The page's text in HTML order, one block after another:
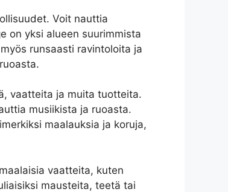
Voit nauttia
on yksi alueen suurimmista
runsaasti ravintoloita ja
vaatteita ja muita tuotteita.
musiikista ja ruoasta.
maalauksia ja koruja,
vaatteita, kuten
mausteita, teetä tai